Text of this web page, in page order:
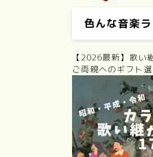
色んな音楽
【2026最新】歌い
ご両親へのギフト